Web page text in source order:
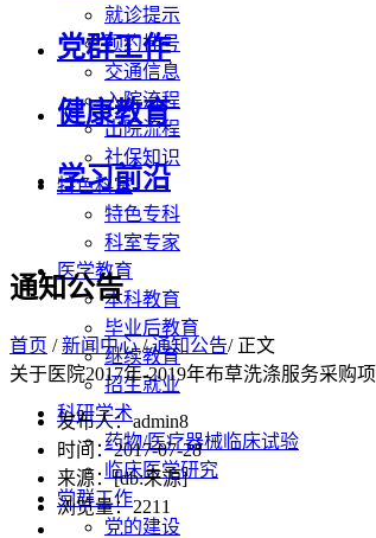
就诊提示
预约挂号
交通信息
入院流程
出院流程
社保知识
特色科室
特色专科
科室专家
医学教育
本科教育
毕业后教育
继续教育
招生就业
科研学术
药物/医疗器械临床试验
临床医学研究
党群工作
党的建设
党群工作
健康教育
学习前沿
通知公告
首页 /新闻中心/通知公告/ 正文
关于医院2017年-2019年布草洗涤服务采购
发布人：admin8
时间：2017-07-28
来源：[db:来源]
浏览量：2211